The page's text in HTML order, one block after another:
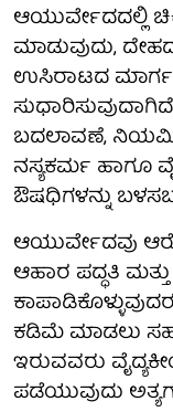
ಆಯುರ್ವೇದದಲ್ಲಿ
ಮಾಡುವುದು,
ಉಸಿರಾಟದ
ಬದಲಾವಣೆ,
ನಸ್ಯಕರ್ಮ ಹಾಗೂ
ಔಷಧಿಗಳನ್ನು
ಆಯುರ್ವೇದವು
ಆಹಾರ ಪದ್ಧತಿ
ಕಡಿಮೆ ಮಾಡಲು
ಇರುವವರು
ಪಡೆಯುವುದು